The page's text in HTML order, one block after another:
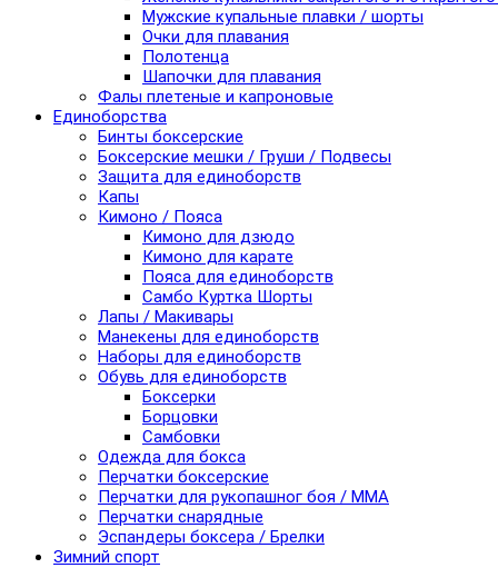
Мужские купальные плавки / шорты
Очки для плавания
Полотенца
Шапочки для плавания
Фалы плетеные и капроновые
Единоборства
Бинты боксерские
Боксерские мешки / Груши / Подвесы
Защита для единоборств
Капы
Кимоно / Пояса
Кимоно для дзюдо
Кимоно для карате
Пояса для единоборств
Самбо Куртка Шорты
Лапы / Макивары
Манекены для единоборств
Наборы для единоборств
Обувь для единоборств
Боксерки
Борцовки
Самбовки
Одежда для бокса
Перчатки боксерские
Перчатки для рукопашног боя / ММА
Перчатки снарядные
Эспандеры боксера / Брелки
Зимний спорт